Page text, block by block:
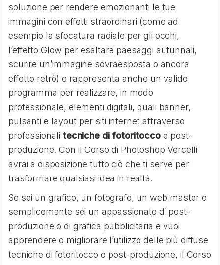
soluzione per rendere emozionanti le tue
immagini con effetti straordinari (come ad
esempio la sfocatura radiale per gli occhi,
l’effetto Glow per esaltare paesaggi autunnali,
scurire un’immagine sovraesposta o ancora
effetto retrò) e rappresenta anche un valido
programma per realizzare, in modo
professionale, elementi digitali, quali banner,
pulsanti e layout per siti internet attraverso
professionalitecniche di fotoritocco e post-
produzione. Con il Corso di Photoshop Vercelli
avrai a disposizione tutto ciò che ti serve per
trasformare qualsiasi idea in realtà.
Se sei un grafico, un fotografo, un web master o
semplicemente sei un appassionato di post-
produzione o di grafica pubblicitaria e vuoi
apprendere o migliorare l’utilizzo delle più diffuse
tecniche di fotoritocco o post-produzione, il Corso